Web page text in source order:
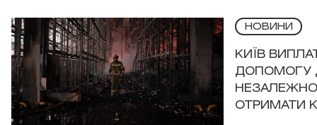
НОВИНИ
КИЇВ
ДОПОМОГУ
ОТРИМАТИ